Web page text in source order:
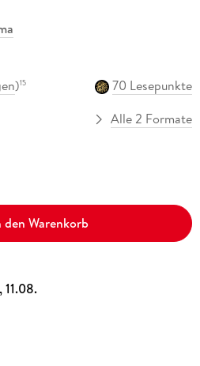
)15
70 Lesepunkte
Alle 2 Formate
den Warenkorb